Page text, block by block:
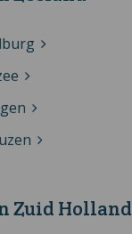
Zuid Holland